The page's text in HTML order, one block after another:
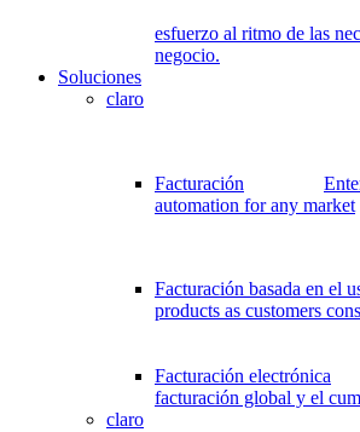
esfuerzo al ritmo de las
negocio.
Soluciones
claro
Facturación
automation for any market
Facturación basada en el
products as customers
Facturación electrónica
facturación global y el
claro